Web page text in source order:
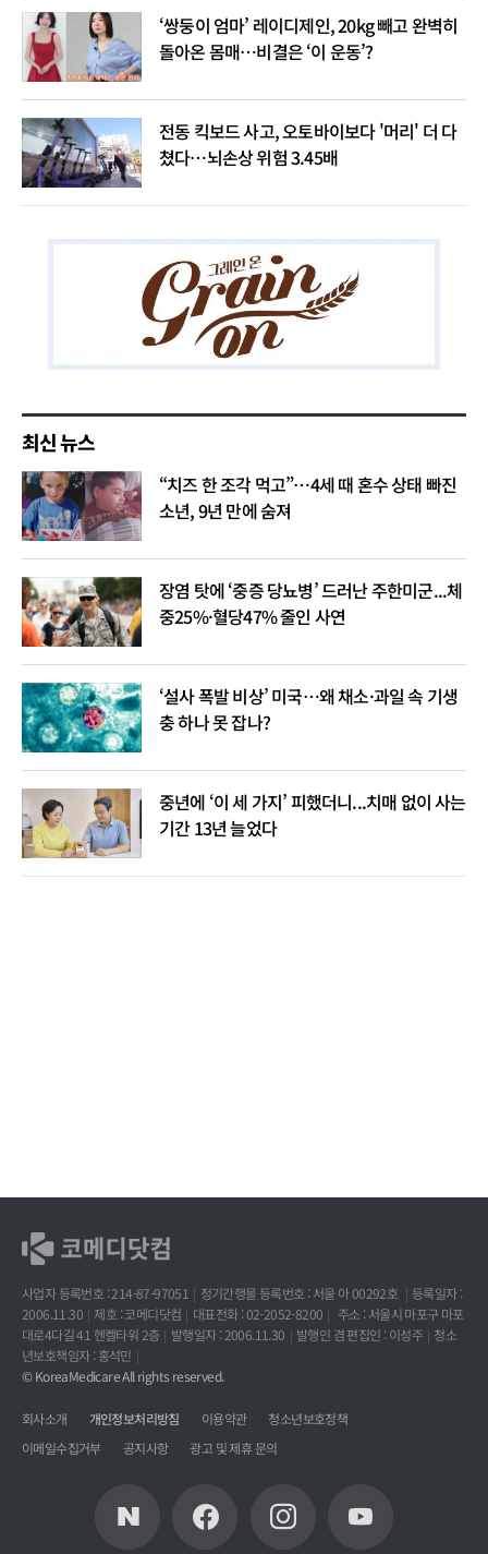
‘쌍둥이 엄마’ 레이디제인, 20kg 빼고 완벽히
돌아온 몸매…비결은 ‘이 운동’?
전동 킥보드 사고, 오토바이보다 '머리' 더 다
쳤다…뇌손상 위험 3.45배
최신 뉴스
“치즈 한 조각 먹고”…4세 때 혼수 상태 빠진
소년, 9년 만에 숨져
장염 탓에 ‘중증 당뇨병’ 드러난 주한미군...체
중25%·혈당47% 줄인 사연
‘설사 폭발 비상’ 미국…왜 채소·과일 속 기생
충 하나 못 잡나?
중년에 ‘이 세 가지’ 피했더니...치매 없이 사는
기간 13년 늘었다
사업자 등록번호 : 214-87-97051 정기간행물 등록번호 : 서울 아 00292호
등록일자 :
2006.11.30
제호 : 코메디닷컴 대표전화 : 02-2052-8200
주소 : 서울시 마포구 마포
대로4다길 41 헨켈타워 2층
발행일자 : 2006.11.30 발행인 겸 편집인 : 이성주
청소
년보호책임자 : 홍석민
© KoreaMedicare All rights reserved.
회사소개 개인정보처리방침 이용약관
청소년보호정책
이메일수집거부
공지사항 광고 및 제휴 문의